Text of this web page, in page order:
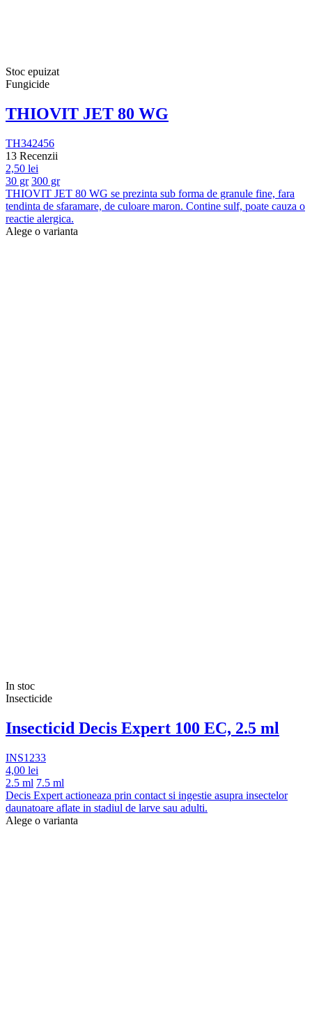
Stoc epuizat
Fungicide
THIOVIT JET 80 WG
TH342456
13 Recenzii
2,50 lei
30 gr 300 gr
THIOVIT JET 80 WG se prezinta sub forma de granule fine, fara
tendinta de sfaramare, de culoare maron. Contine sulf, poate cauza o
reactie alergica.
Alege o varianta
In stoc
Insecticide
Insecticid Decis Expert 100 EC, 2.5 ml
INS1233
4,00 lei
2.5 ml 7.5 ml
Decis Expert actioneaza prin contact si ingestie asupra insectelor
daunatoare aflate in stadiul de larve sau adulti.
Alege o varianta